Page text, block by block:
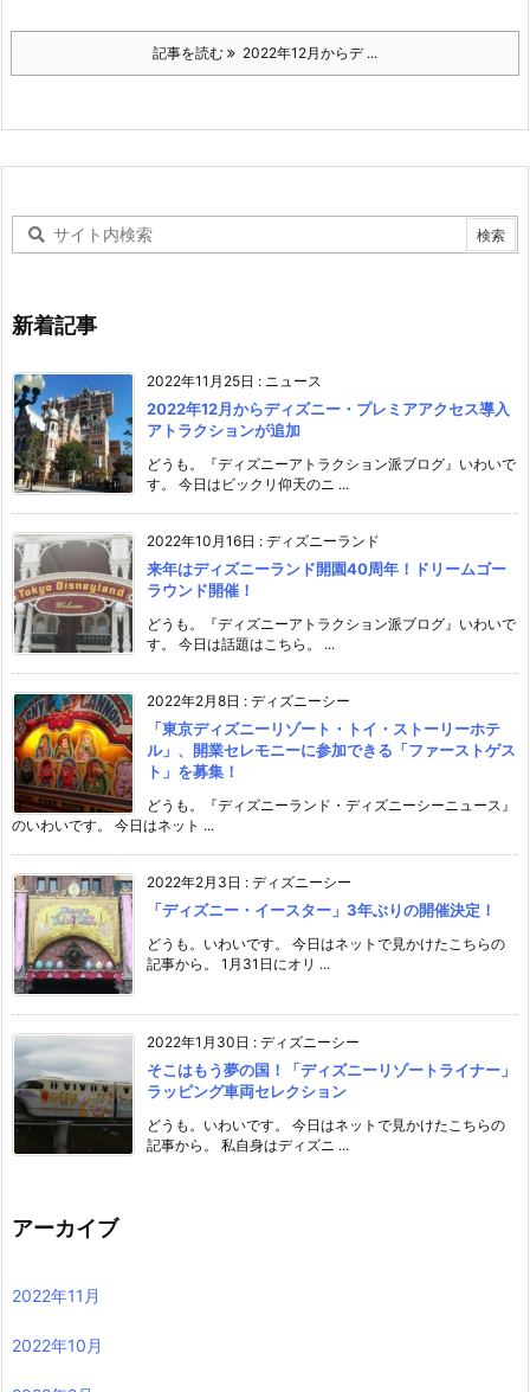
記事を読む 2022年12月からデ ...
新着記事
2022年11月25日 : ニュース
2022年12月からディズニー・プレミアアクセス導入
アトラクションが追加
どうも。『ディズニーアトラクション派ブログ』いわいで
す。 今日はビックリ仰天のニ ...
2022年10月16日 : ディズニーランド
来年はディズニーランド開園40周年！ドリームゴー
ラウンド開催！
どうも。『ディズニーアトラクション派ブログ』いわいで
す。 今日は話題はこちら。 ...
2022年2月8日 : ディズニーシー
「東京ディズニーリゾート・トイ・ストーリーホテ
ル」、開業セレモニーに参加できる「ファーストゲス
ト」を募集！
どうも。『ディズニーランド・ディズニーシーニュース』
のいわいです。 今日はネット ...
2022年2月3日 : ディズニーシー
「ディズニー・イースター」3年ぶりの開催決定！
どうも。いわいです。 今日はネットで見かけたこちらの
記事から。 1月31日にオリ ...
2022年1月30日 : ディズニーシー
そこはもう夢の国！「ディズニーリゾートライナー」
ラッピング車両セレクション
どうも。いわいです。 今日はネットで見かけたこちらの
記事から。 私自身はディズニ ...
アーカイブ
2022年11月
2022年10月